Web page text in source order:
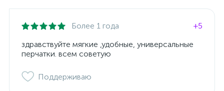
Более 1 года
+5
здравствуйте мягкие ,удобные, универсальные
перчатки. всем советую
Поддерживаю